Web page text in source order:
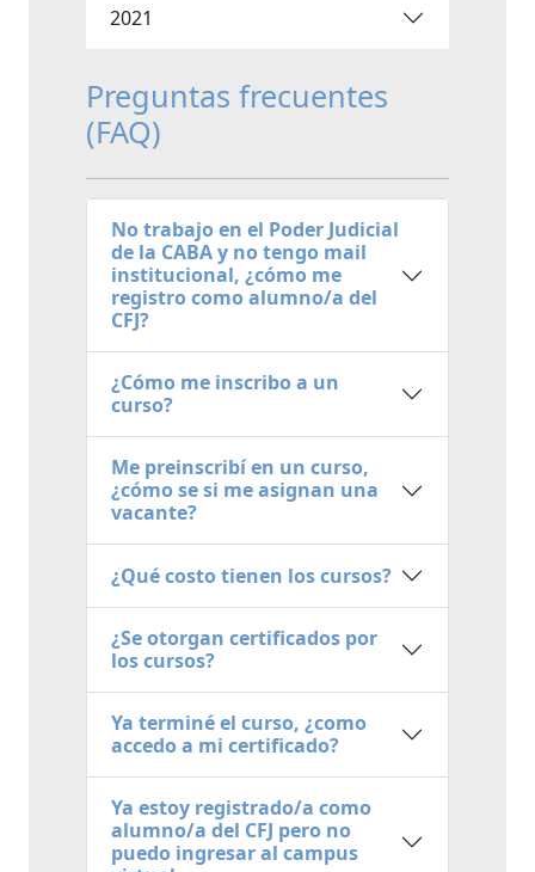
2021
Preguntas frecuentes
(FAQ)
No trabajo en el Poder Judicial
de la CABA y no tengo mail
institucional, ¿cómo me
registro como alumno/a del
CFJ?
¿Cómo me inscribo a un
curso?
Me preinscribí en un curso,
¿cómo se si me asignan una
vacante?
¿Qué costo tienen los cursos?
¿Se otorgan certificados por
los cursos?
Ya terminé el curso, ¿como
accedo a mi certificado?
Ya estoy registrado/a como
alumno/a del CFJ pero no
puedo ingresar al campus